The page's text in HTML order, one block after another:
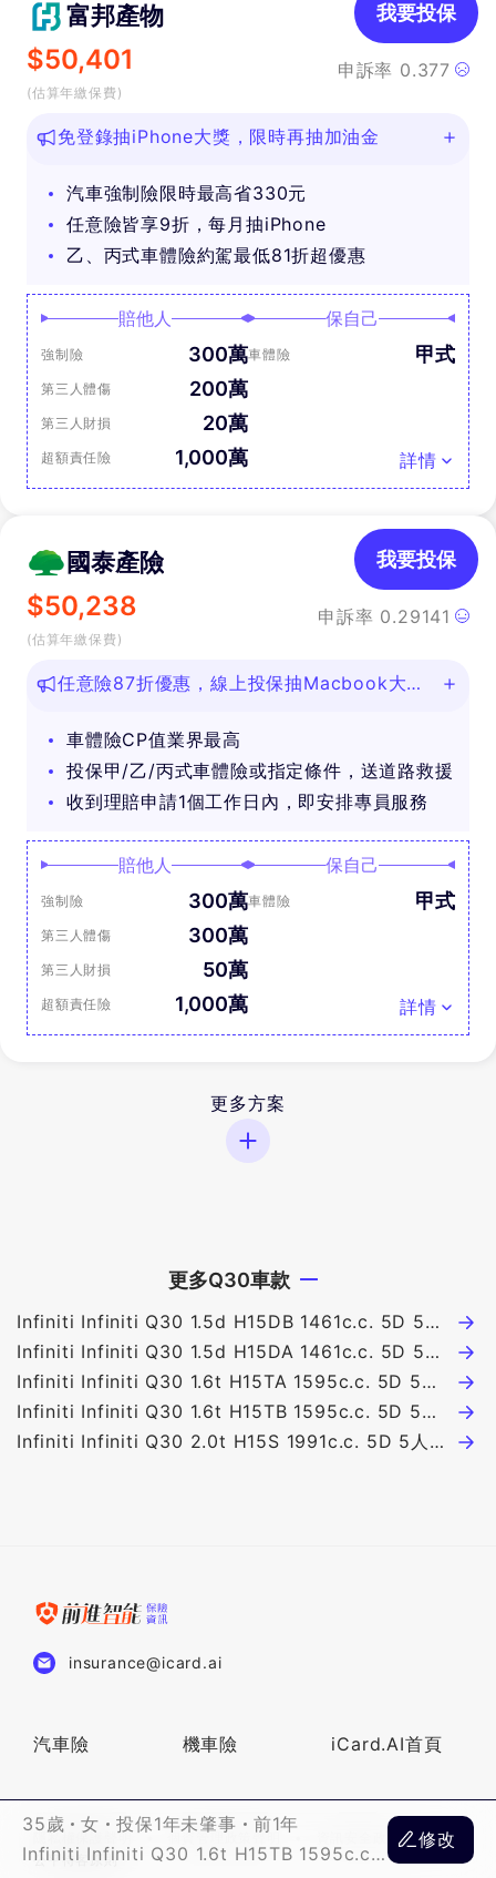
35歲 女 投保1年未肇事
前1年
Infiniti Infiniti Q30 1.6t H15TB 1595c.c.
修改
富邦產物
$50,401
(估算年繳保費)
申訴率 0.377
我要投保
免登錄抽iPhone大獎，限時再抽加油金
汽車強制險限時最高省330元
任意險皆享9折，每月抽iPhone
乙、丙式車體險約駕最低81折超優惠
賠他人
強制險 300萬
第三人體傷 200萬
第三人財損 20萬
超額責任險 1,000萬
保自己
車體險 甲式
詳情
國泰產險
$50,238
(估算年繳保費)
申訴率 0.29141
我要投保
任意險87折優惠，線上投保抽Macbook大
車體險CP值業界最高
投保甲/乙/丙式車體險或指定條件，送道路救援
收到理賠申請1個工作日內，即安排專員服務
賠他人
強制險 300萬
第三人體傷 300萬
第三人財損 50萬
超額責任險 1,000萬
保自己
車體險 甲式
詳情
更多方案
更多Q30車款
Infiniti Infiniti Q30 1.5d H15DB 1461c.c. 5D 5人
座 159萬
Infiniti Infiniti Q30 1.5d H15DA 1461c.c. 5D 5人
座 149萬
Infiniti Infiniti Q30 1.6t H15TA 1595c.c. 5D 5人
座 139萬
Infiniti Infiniti Q30 1.6t H15TB 1595c.c. 5D 5人
座 149萬
Infiniti Infiniti Q30 2.0t H15S 1991c.c. 5D 5人座
insurance@icard.ai
汽車險 機車險 iCard.AI首頁
隱私權保護聲明 個資管理政策聲明
資訊安全政策
公平待客原則